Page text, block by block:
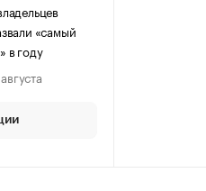
«самый
в году